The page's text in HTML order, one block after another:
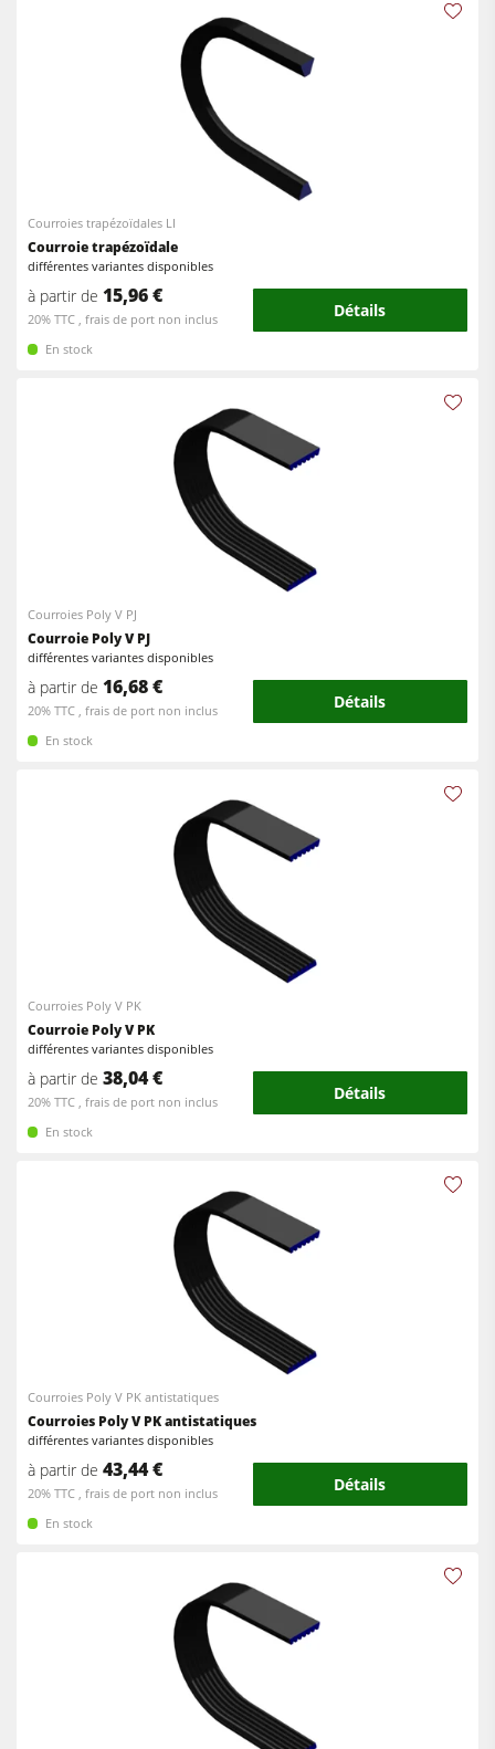
Courroies trapézoïdales LI
Courroie trapézoïdale
différentes variantes disponibles
à partir de 15,96 €
20% TTC , frais de port non inclus Détails
En stock
Courroies Poly V PJ
Courroie Poly V PJ
différentes variantes disponibles
à partir de 16,68 €
20% TTC , frais de port non inclus Détails
En stock
Courroies Poly V PK
Courroie Poly V PK
différentes variantes disponibles
à partir de 38,04 €
20% TTC , frais de port non inclus Détails
En stock
Courroies Poly V PK antistatiques
Courroies Poly V PK antistatiques
différentes variantes disponibles
à partir de 43,44 €
20% TTC , frais de port non inclus Détails
En stock